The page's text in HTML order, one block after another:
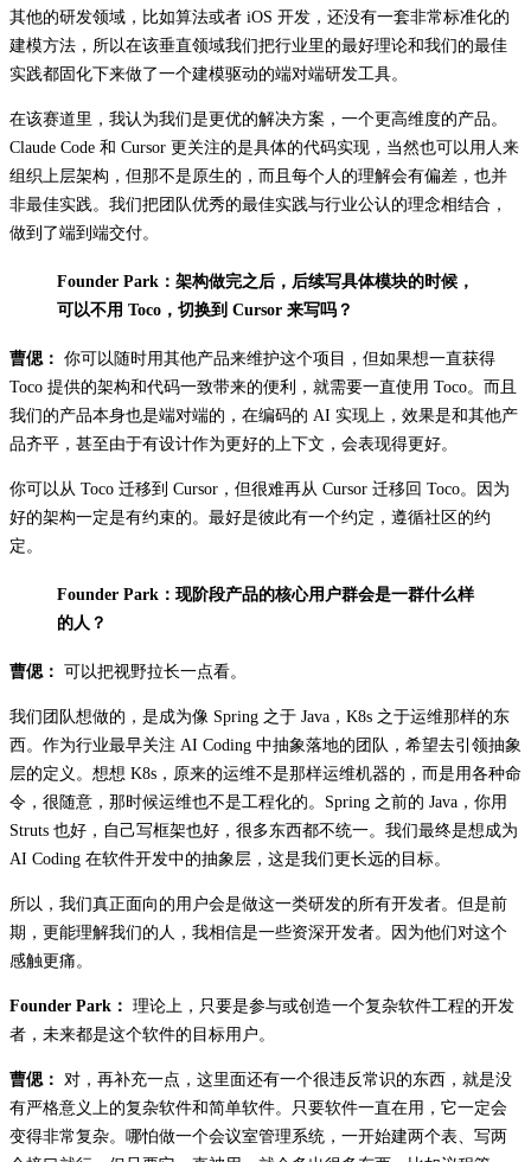
其他的研发领域，比如算法或者 iOS 开发，还没有一套非常标准化的
建模方法，所以在该垂直领域我们把行业里的最好理论和我们的最佳
实践都固化下来做了一个建模驱动的端对端研发工具。
在该赛道里，我认为我们是更优的解决方案，一个更高维度的产品。
Claude Code 和 Cursor 更关注的是具体的代码实现，当然也可以用人来
组织上层架构，但那不是原生的，而且每个人的理解会有偏差，也并
非最佳实践。我们把团队优秀的最佳实践与行业公认的理念相结合，
做到了端到端交付。
Founder Park：架构做完之后，后续写具体模块的时候，
可以不用 Toco，切换到 Cursor 来写吗？
曹偲： 你可以随时用其他产品来维护这个项目，但如果想一直获得
Toco 提供的架构和代码一致带来的便利，就需要一直使用 Toco。而且
我们的产品本身也是端对端的，在编码的 AI 实现上，效果是和其他产
品齐平，甚至由于有设计作为更好的上下文，会表现得更好。
你可以从 Toco 迁移到 Cursor，但很难再从 Cursor 迁移回 Toco。因为
好的架构一定是有约束的。最好是彼此有一个约定，遵循社区的约
定。
Founder Park：现阶段产品的核心用户群会是一群什么样
的人？
曹偲： 可以把视野拉长一点看。
我们团队想做的，是成为像 Spring 之于 Java，K8s 之于运维那样的东
西。作为行业最早关注 AI Coding 中抽象落地的团队，希望去引领抽象
层的定义。想想 K8s，原来的运维不是那样运维机器的，而是用各种命
令，很随意，那时候运维也不是工程化的。Spring 之前的 Java，你用
Struts 也好，自己写框架也好，很多东西都不统一。我们最终是想成为
AI Coding 在软件开发中的抽象层，这是我们更长远的目标。
所以，我们真正面向的用户会是做这一类研发的所有开发者。但是前
期，更能理解我们的人，我相信是一些资深开发者。因为他们对这个
感触更痛。
Founder Park： 理论上，只要是参与或创造一个复杂软件工程的开发
者，未来都是这个软件的目标用户。
曹偲：
对，再补充一点，这里面还有一个很违反常识的东西，就是没
有严格意义上的复杂软件和简单软件。只要软件一直在用，它一定会
变得非常复杂。哪怕做一个会议室管理系统，一开始建两个表、写两